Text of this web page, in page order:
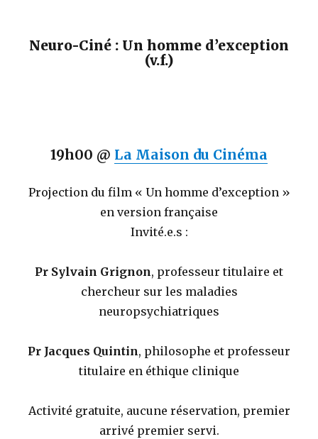
Neuro-Ciné : Un homme d’exception
(v.f.)
19h00 @ La Maison du Cinéma
Projection du film « Un homme d’exception »
en version française
Invité.e.s :
Pr Sylvain Grignon, professeur titulaire et
chercheur sur les maladies
neuropsychiatriques
Pr Jacques Quintin, philosophe et professeur
titulaire en éthique clinique
Activité gratuite, aucune réservation, premier
arrivé premier servi.